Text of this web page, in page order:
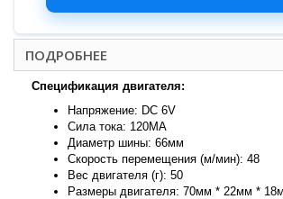
ПОДРОБНЕЕ
Спецификация двигателя:
Напряжение: DC 6V
Сила тока: 120MA
Диаметр шины: 66мм
Скорость перемещения (м/мин): 48
Вес двигателя (г): 50
Размеры двигателя: 70мм * 22мм *